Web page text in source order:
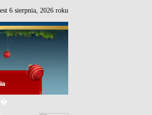
6 sierpnia, 2026 roku